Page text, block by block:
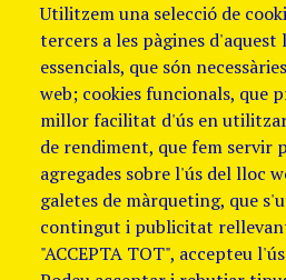
Utilitzem una selecció de
tercers a les pàgines d'aquest
essencials, que són
web; cookies funcionals, que
millor facilitat d'ús en
de rendiment, que fem servir
agregades sobre l'ús del lloc
galetes de màrqueting, que
contingut i publicitat
"ACCEPTA TOT", accepteu